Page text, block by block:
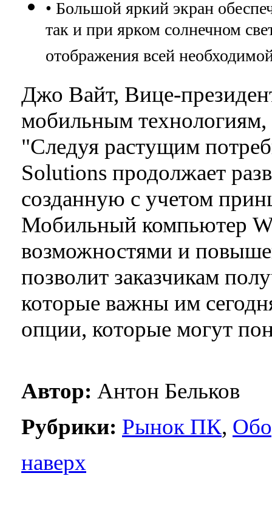
• Большой яркий экран
так и при ярком солнечном
отображения всей
Джо Вайт, Вице-
мобильным
"Следуя растущим
Solutions продолжает
созданную с учетом
Мобильный компьютер
возможностями и
позволит заказчикам
которые важны им
опции, которые могут
Автор: Антон Бельков
Рубрики: Рынок ПК,
наверх